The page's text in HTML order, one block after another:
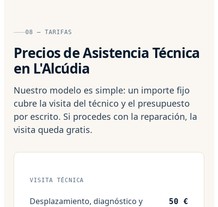
08 — TARIFAS
Precios de Asistencia Técnica
en L'Alcúdia
Nuestro modelo es simple: un importe fijo
cubre la visita del técnico y el presupuesto
por escrito. Si procedes con la reparación, la
visita queda gratis.
VISITA TÉCNICA
Desplazamiento, diagnóstico y
50 €